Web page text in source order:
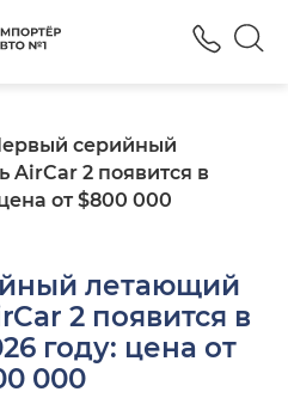
серийный
2 появится в
от $800 000
летающий
2 появится в
году: цена от
000